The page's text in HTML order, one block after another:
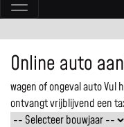
Hoofdnavigatie
Online auto
wagen of ongeval autoVul
ontvangt vrijblijvend een